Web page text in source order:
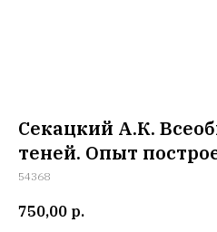
Секацкий А.К.
теней. Опыт
54368
750,00 р.